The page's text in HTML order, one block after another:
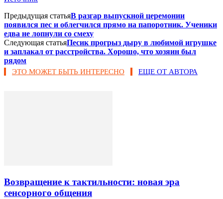
Предыдущая статьяВ разгар выпускной церемонии
появился пес и облегчился прямо на папоротник. Ученики
едва не лопнули со смеху
Следующая статьяПесик прогрыз дыру в любимой игрушке
и заплакал от расстройства. Хорошо, что хозяин был
рядом
ЭТО МОЖЕТ БЫТЬ ИНТЕРЕСНО ЕЩЕ ОТ АВТОРА
Возвращение к тактильности: новая эра
сенсорного общения